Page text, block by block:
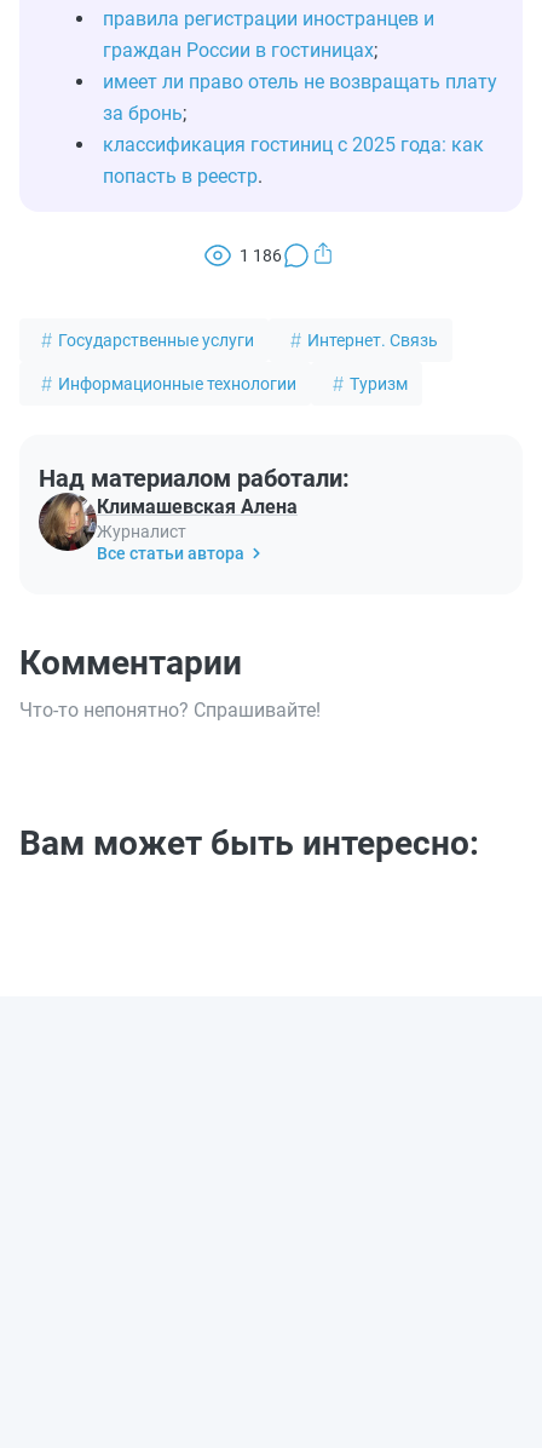
правила регистрации иностранцев и
граждан России в гостиницах;
имеет ли право отель не возвращать плату
за бронь;
классификация гостиниц с 2025 года: как
попасть в реестр.
1 186
Государственные услуги Интернет. Связь
Информационные технологии Туризм
Над материалом работали:
Климашевская Алена
Журналист
Все статьи автора
Комментарии
Что-то непонятно? Спрашивайте!
Вам может быть интересно: